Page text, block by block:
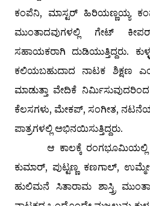
ಕಂಪೆನಿ, ಮಾಸ್ಟರ್ ಹಿರಿಯಣ್ಣಯ್ಯ
ಮುಂತಾದವುಗಳಲ್ಲಿ ಗೇಟ್
ಸಹಾಯಕರಾಗಿ ದುಡಿಯುತ್ತಿದ್ದರು.
ಕಲಿಯಬಹುದಾದ ನಾಟಕ ಶಿಕ್ಷಣ
ಮಾಡುತ್ತಾ ವೇದಿಕೆ
ಕೆಲಸಗಳು, ಮೇಕಪ್, ಸಂಗೀತ, ನಟನೆಯ
ಪಾತ್ರಗಳಲ್ಲಿ ಅಭಿನಯಿಸುತ್ತಿದ್ದರು.
ಆ ಕಾಲಕ್ಕೆ ರಂಗಭೂಮಿಯಲ್ಲಿ
ಕುಮಾರ್, ಪುಟ್ಟಣ್ಣ ಕಣಗಾಲ್,
ಹುಲಿಮನೆ ಸಿತಾರಾಮ ಶಾಸ್ತ್ರಿ